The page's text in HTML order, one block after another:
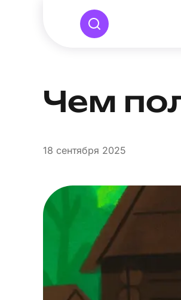
Чем
18 сентября 2025